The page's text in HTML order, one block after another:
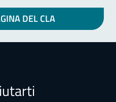
DEL CLA